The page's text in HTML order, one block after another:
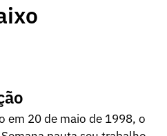
em 20 de maio de 1998, o